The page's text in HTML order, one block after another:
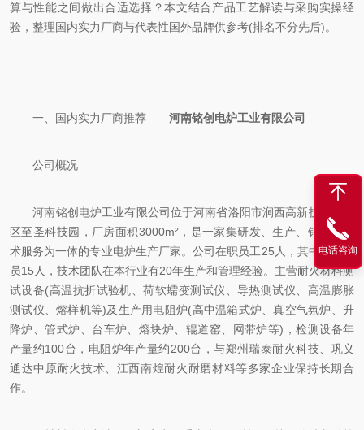
算与性能之间做出合适选择？本文结合产品工艺解读与采购实操经
验，整理国内实力厂商与代表性国外品牌供参考(排名不分先后)。
一、国内实力厂商推荐——河南铭创电炉工业有限公司
公司概况
河南铭创电炉工业有限公司位于河南省洛阳市涧西高新技术开发
区至圣科技园，厂房面积3000m²，是一家集研发、生产、销售和技
术服务为一体的专业电炉生产厂家。公司在职员工25人，其中技术人
员15人，技术团队在本行业有20年生产和管理经验。主营耐火材料测
试设备(高温抗折试验机、荷软蠕变测试仪、导热测试仪、高温膨胀
测试仪、熔样机等)及生产用电阻炉(高中温箱式炉、真空气氛炉、升
降炉、管式炉、台车炉、熔块炉、辊道窑、网带炉等)，检测设备年
产量约100台，电阻炉年产量约200台，与郑州瑞泰耐火科技、巩义
通达中原耐火技术、江西南煌耐火耐磨材料等多家企业保持长期合
作。
电话咨询